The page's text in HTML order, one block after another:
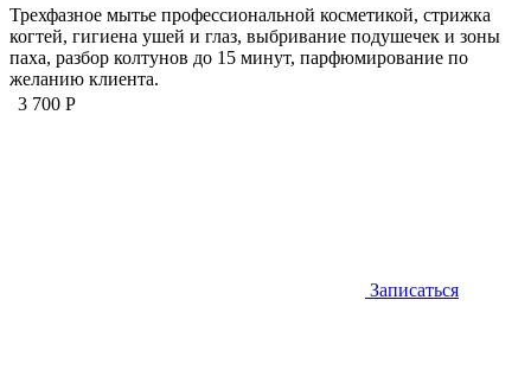
Трехфазное мытье профессиональной косметикой, стрижка
когтей, гигиена ушей и глаз, выбривание подушечек и зоны
паха, разбор колтунов до 15 минут, парфюмирование по
желанию клиента.
3 700 Р
Записаться